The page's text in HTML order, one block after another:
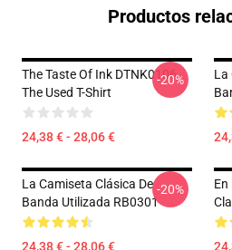
Productos
The Taste Of Ink DTNK0106
The Used T-Shirt
24,38 € - 28,06 €
-20%
La
La Camiseta Clásica De
Banda Utilizada RB0301
24,38 € - 28,06 €
-20%
En